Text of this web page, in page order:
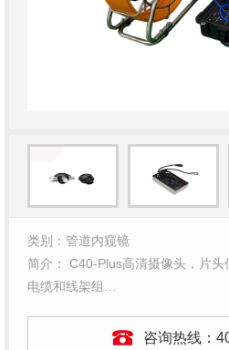
类别：管道内窥镜
简介： C40-Plus高清摄像头，片
电缆和线架组…
咨询热线：